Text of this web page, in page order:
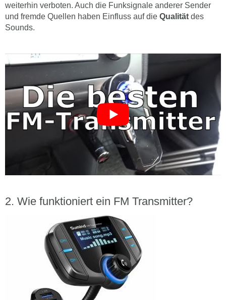
weiterhin verboten. Auch die Funksignale anderer Sender
und fremde Quellen haben Einfluss auf die Qualität des
Sounds.
Wie funktioniert ein FM Transmitter?